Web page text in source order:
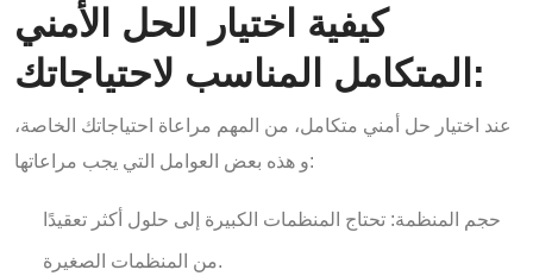
كيفية اختيار الحل الأمني
المتكامل المناسب لاحتياجاتك:
عند اختيار حل أمني متكامل، من المهم مراعاة احتياجاتك الخاصة،
و هذه بعض العوامل التي يجب مراعاتها:
حجم المنظمة: تحتاج المنظمات الكبيرة إلى حلول أكثر تعقيدًا
من المنظمات الصغيرة.